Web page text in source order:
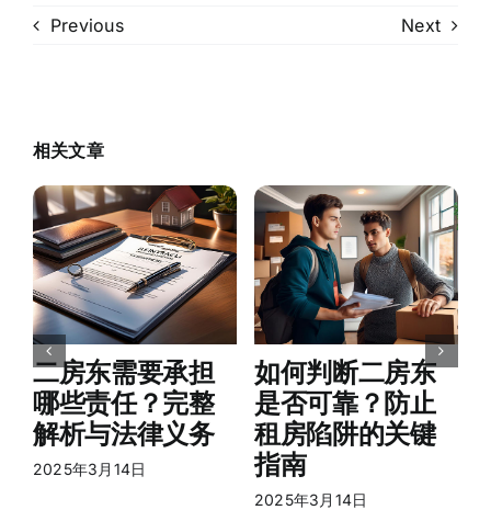
Previous Next
相关文章
二房东需要承担
哪些责任？完整
解析与法律义务
2025年3月14日
如何判断二房东
是否可靠？防止
租房陷阱的关键
指南
2025年3月14日